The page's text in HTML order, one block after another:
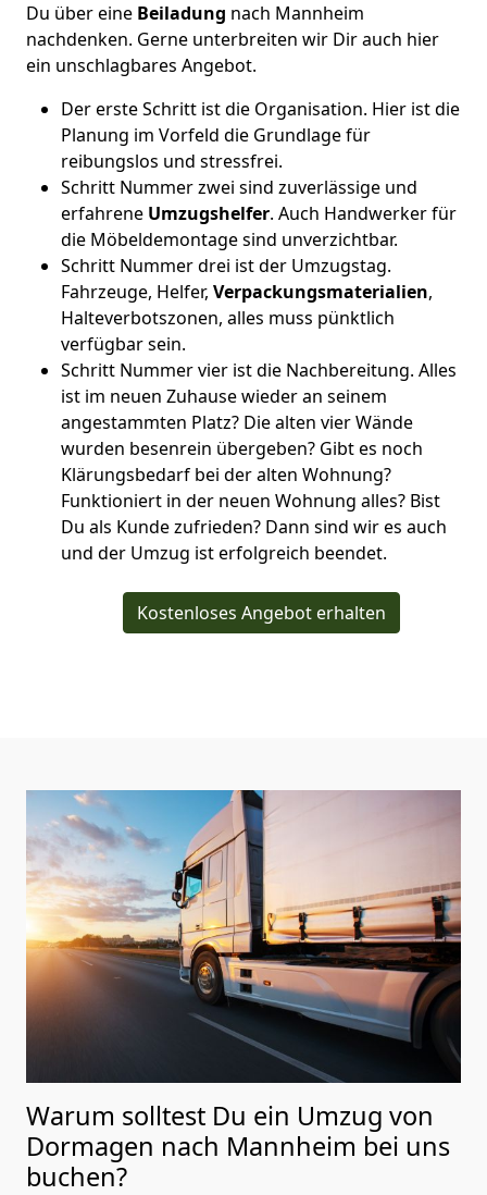
Du über eine Beiladung nach Mannheim
nachdenken. Gerne unterbreiten wir Dir auch hier
ein unschlagbares Angebot.
Der erste Schritt ist die Organisation. Hier ist die
Planung im Vorfeld die Grundlage für
reibungslos und stressfrei.
Schritt Nummer zwei sind zuverlässige und
erfahrene Umzugshelfer. Auch Handwerker für
die Möbeldemontage sind unverzichtbar.
Schritt Nummer drei ist der Umzugstag.
Fahrzeuge, Helfer, Verpackungsmaterialien,
Halteverbotszonen, alles muss pünktlich
verfügbar sein.
Schritt Nummer vier ist die Nachbereitung. Alles
ist im neuen Zuhause wieder an seinem
angestammten Platz? Die alten vier Wände
wurden besenrein übergeben? Gibt es noch
Klärungsbedarf bei der alten Wohnung?
Funktioniert in der neuen Wohnung alles? Bist
Du als Kunde zufrieden? Dann sind wir es auch
und der Umzug ist erfolgreich beendet.
Kostenloses Angebot erhalten
Warum solltest Du ein Umzug von
Dormagen nach Mannheim bei uns
buchen?